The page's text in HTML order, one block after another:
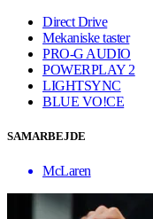
Direct Drive
Mekaniske taster
PRO-G AUDIO
POWERPLAY 2
LIGHTSYNC
BLUE VO!CE
SAMARBEJDE
McLaren